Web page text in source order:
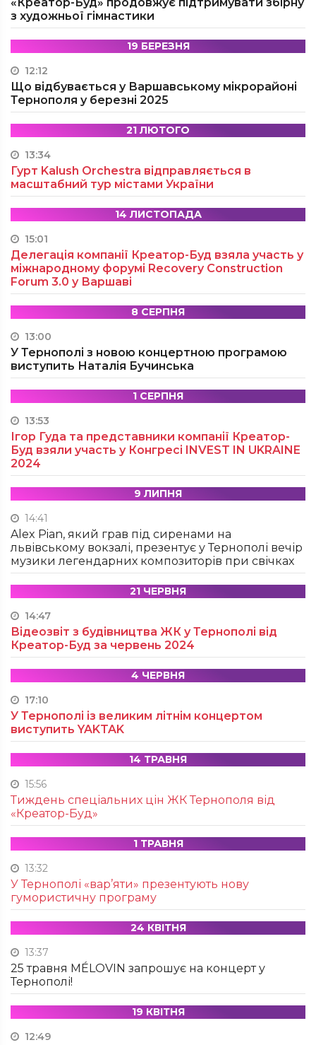
з художньої гімнастики
19 БЕРЕЗНЯ
12:12
Що відбувається у Варшавському мікрорайоні
Тернополя у березні 2025
21 ЛЮТОГО
13:34
Гурт Kalush Orchestra відправляється в
масштабний тур містами України
14 ЛИСТОПАДА
15:01
Делегація компанії Креатор-Буд взяла участь у
міжнародному форумі Recovery Construction
Forum 3.0 у Варшаві
8 СЕРПНЯ
13:00
У Тернополі з новою концертною програмою
виступить Наталія Бучинська
1 СЕРПНЯ
13:53
Ігор Гуда та представники компанії Креатор-
Буд взяли участь у Конгресі INVEST IN UKRAINE
2024
9 ЛИПНЯ
14:41
Alex Pian, який грав під сиренами на
львівському вокзалі, презентує у Тернополі вечір
музики легендарних композиторів при свічках
21 ЧЕРВНЯ
14:47
Відеозвіт з будівництва ЖК у Тернополі від
Креатор-Буд за червень 2024
4 ЧЕРВНЯ
17:10
У Тернополі із великим літнім концертом
виступить YAKTAK
14 ТРАВНЯ
15:56
Тиждень спеціальних цін ЖК Тернополя від
«Креатор-Буд»
1 ТРАВНЯ
13:32
У Тернополі «вар’яти» презентують нову
гумористичну програму
24 КВІТНЯ
13:37
25 травня MÉLOVIN запрошує на концерт у
Тернополі!
19 КВІТНЯ
12:49